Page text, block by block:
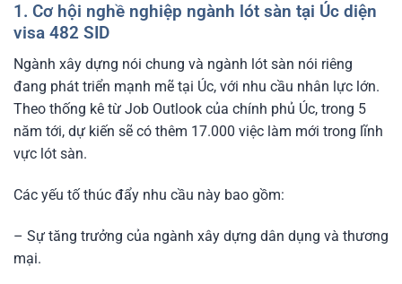
1. Cơ hội nghề nghiệp ngành lót sàn tại Úc diện
visa 482 SID
Ngành xây dựng nói chung và ngành lót sàn nói riêng
đang phát triển mạnh mẽ tại Úc, với nhu cầu nhân lực lớn.
Theo thống kê từ Job Outlook của chính phủ Úc, trong 5
năm tới, dự kiến sẽ có thêm 17.000 việc làm mới trong lĩnh
vực lót sàn.
Các yếu tố thúc đẩy nhu cầu này bao gồm:
– Sự tăng trưởng của ngành xây dựng dân dụng và thương
mại.